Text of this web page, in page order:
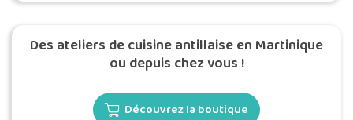
Des ateliers de cuisine antillaise en Martinique
ou depuis chez vous !
Découvrez la boutique